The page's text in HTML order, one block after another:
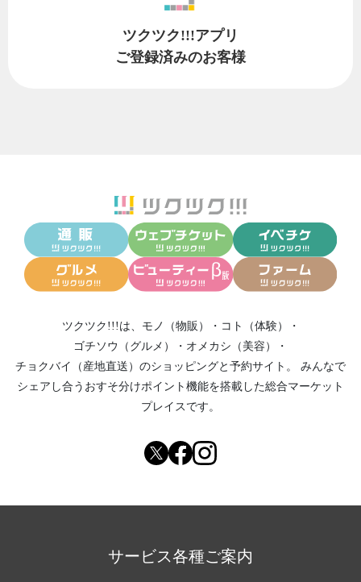
ツクツク!!!アプリ
ご登録済みのお客様
ツクツク!!!は、 モノ（物販） ・ コト（体験）
・
ゴチソウ（グルメ）
・ オメカシ（美容）
・
チョクバイ（産地直送） のショッピングと予約サイト。
みんなで
シェアし合う おすそ分けポイント機能を搭載した総合マーケット
プレイスです。
サービス各種ご案内